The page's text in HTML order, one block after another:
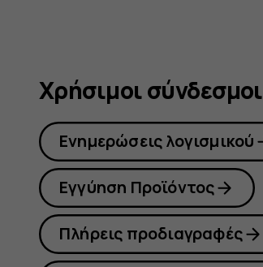
Χρήσιμοι σύνδεσμοι
Ενημερώσεις λογισμικού
Εγγύηση Προϊόντος
Πλήρεις προδιαγραφές